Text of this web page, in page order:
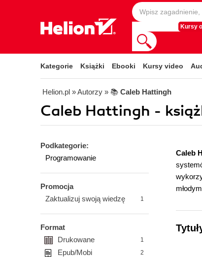
Kursy
Kategorie Książki Ebooki Kursy video
Helion.pl » Autorzy » 📚 Caleb Hattingh
Caleb Hattingh -
Podkategorie:
Programowanie
Promocja
Zaktualizuj swoją wiedzę
1
Format
Drukowane
1
Epub/Mobi 2
Caleb